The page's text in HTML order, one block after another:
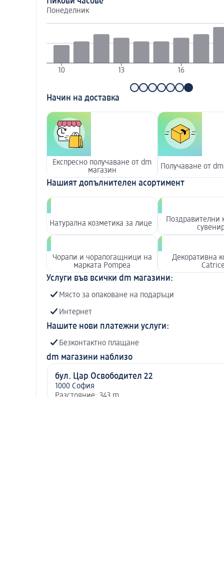
Понеделник
10 13 16
Начин на доставка
Експресно получаване от dm
магазин
Получаване от
Нашият допълнителен асортимент
Натурална козметика за лице
Поздравителни
Чорапи и чорапогащници на
марката Pompea
Декоративна
Catrice
Услуги във всички dm магазини:
Място за опаковане на подаръци
Интернет
Нашите нови платежни услуги:
Безконтактно плащане
dm магазини наблизо
бул. Цар Освободител 22
1000 София
Разстояние: 343 m